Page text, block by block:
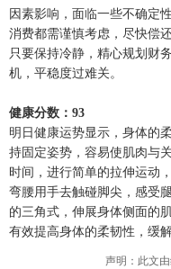
因素影响，面临一些不确定
消费都需谨慎考虑，尽快偿
只要保持冷静，精心规划财
机，平稳度过难关。
健康分数：93
明日健康运势显示，身体的
持固定姿势，容易使肌肉与
时间，进行简单的拉伸运动
弯腰用手去触碰脚尖，感受
的三角式，伸展身体侧面的
有效提高身体的柔韧性，缓
声明：此文由